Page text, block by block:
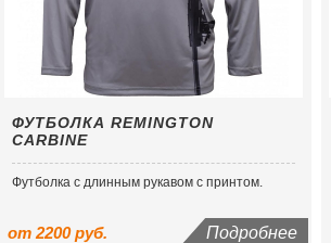
ФУТБОЛКА REMINGTON
CARBINE
Футболка с длинным рукавом с принтом.
от 2200 руб. Подробнее